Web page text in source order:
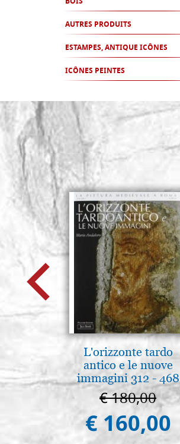
AUTRES PRODUITS
ESTAMPES, ANTIQUE ICÔNES
ICÔNES PEINTES
L'orizzonte tardo
antico e le nuove
immagini 312 - 468
€ 180,00
€ 160,00